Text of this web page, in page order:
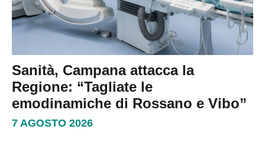
Sanità, Campana attacca la
Regione: “Tagliate le
emodinamiche di Rossano e Vibo”
7 AGOSTO 2026